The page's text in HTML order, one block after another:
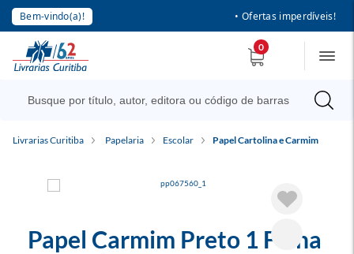
Bem-vindo(a)! • Ofertas imperdíveis!
0
Livrarias Curitiba Papelaria Escolar Papel Cartolina e Carmim
Papel Carmim Preto 1 Folha